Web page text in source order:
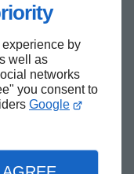
by
well as
networks
you consent to
Google